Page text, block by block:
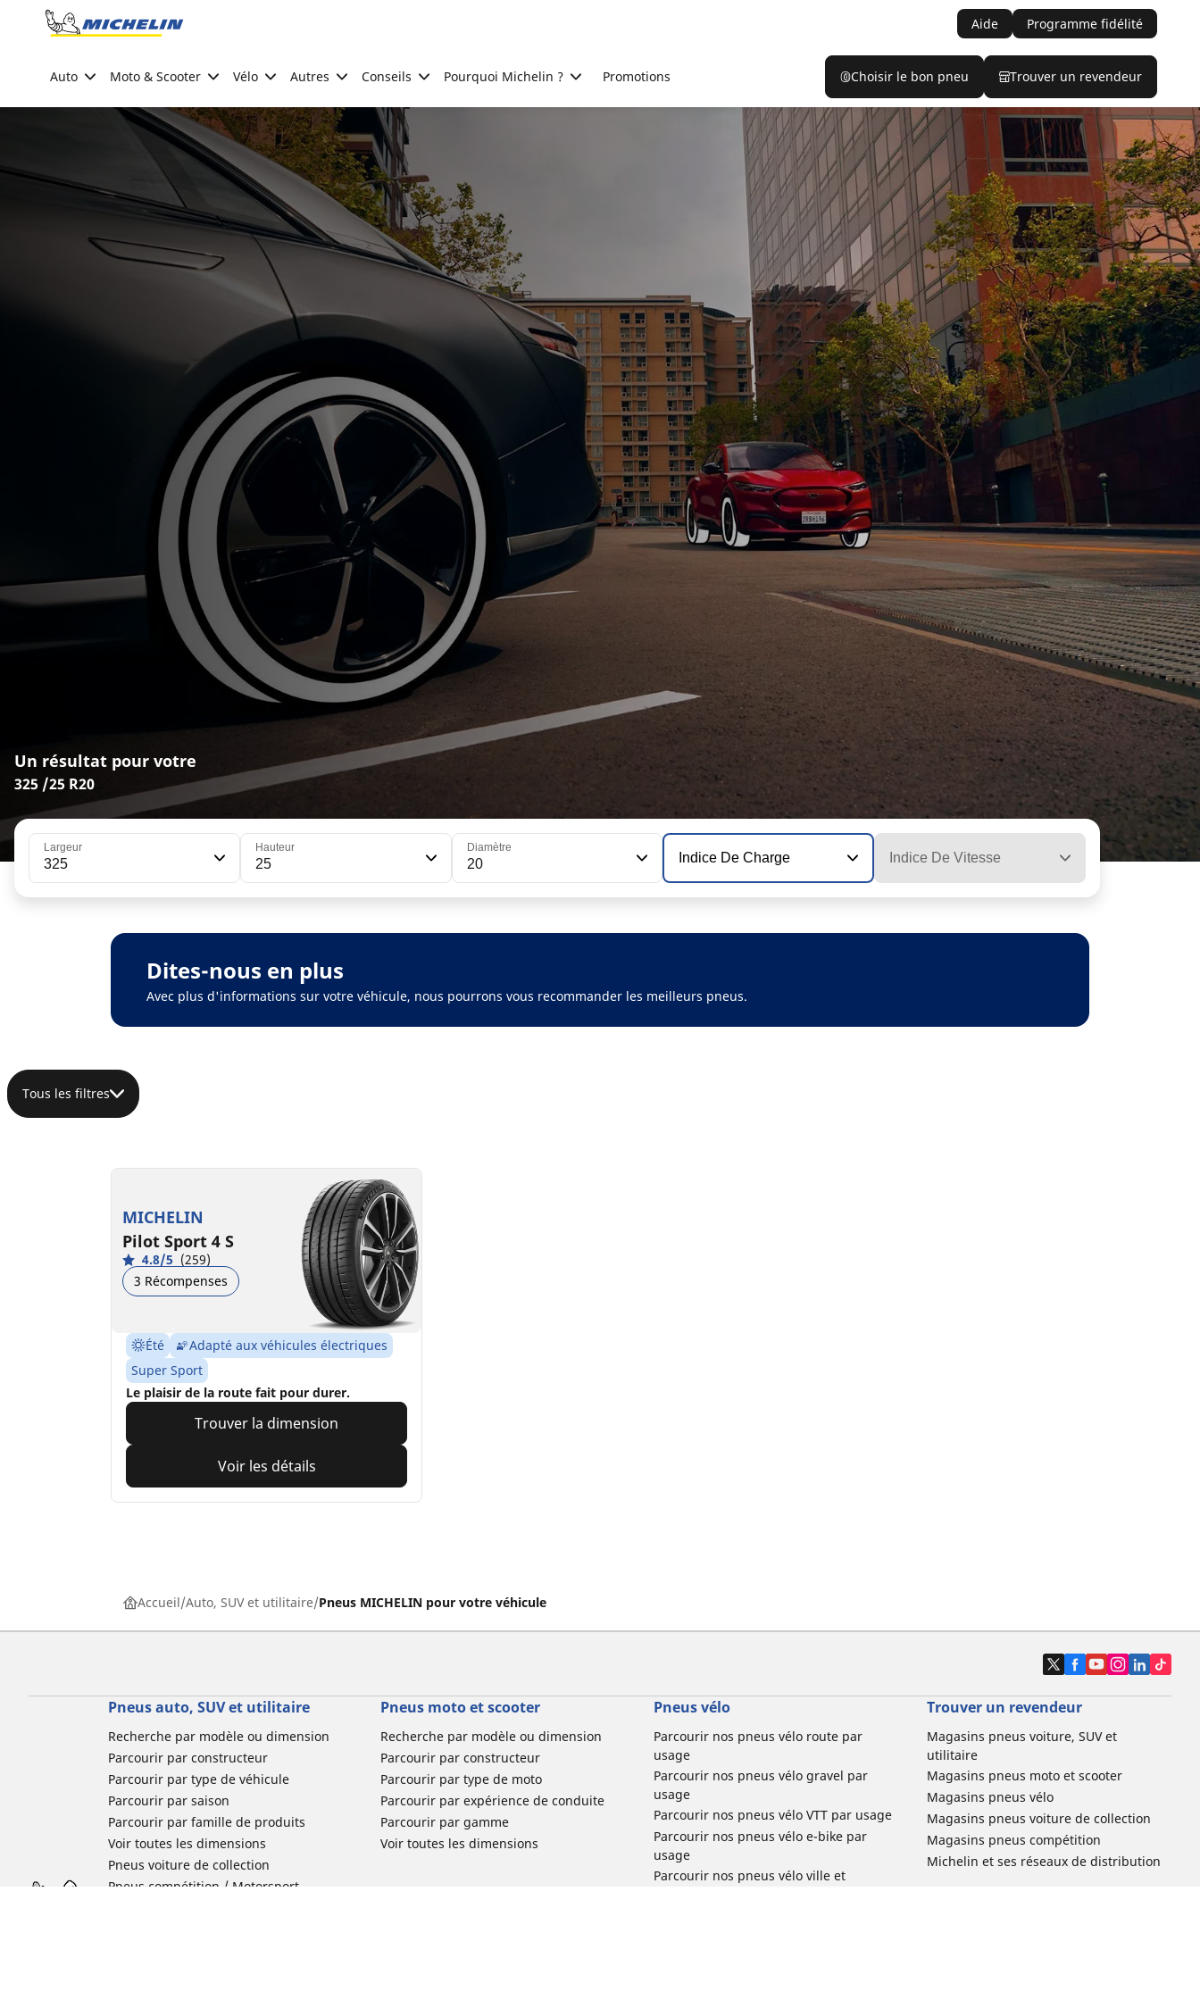
Go to page content
Aide Programme fidélité
Auto Moto & Scooter Vélo Autres Conseils Pourquoi Michelin ? Promotions Choisir le bon pneu Trouver un revendeur
Un résultat pour votre
325 /25 R20
Largeur
325
Hauteur
25
Diamètre
20 Indice De Charge Indice De Vitesse
Dites-nous en plus
Avec plus d'informations sur votre véhicule, nous pourrons vous recommander les meilleurs pneus.
Tous les filtres
MICHELIN
Pilot Sport 4 S
4.8/5 (259)
3 Récompenses
Été
Adapté aux véhicules électriques
Super Sport
Le plaisir de la route fait pour durer.
Trouver la dimension
Voir les détails
Accueil Auto, SUV et utilitaire Pneus MICHELIN pour votre véhicule
Pneus auto, SUV et utilitaire
Recherche par modèle ou dimension
Parcourir par constructeur
Parcourir par type de véhicule
Parcourir par saison
Parcourir par famille de produits
Voir toutes les dimensions
Pneus voiture de collection
Pneus compétition / Motorsport
Pneus moto et scooter
Recherche par modèle ou dimension
Parcourir par constructeur
Parcourir par type de moto
Parcourir par expérience de conduite
Parcourir par gamme
Voir toutes les dimensions
Pneus vélo
Parcourir nos pneus vélo route par
usage
Parcourir nos pneus vélo gravel par
usage
Parcourir nos pneus vélo VTT par usage
Parcourir nos pneus vélo e-bike par
usage
Parcourir nos pneus vélo ville et
Trouver un revendeur
Magasins pneus voiture, SUV et
utilitaire
Magasins pneus moto et scooter
Magasins pneus vélo
Magasins pneus voiture de collection
Magasins pneus compétition
Michelin et ses réseaux de distribution